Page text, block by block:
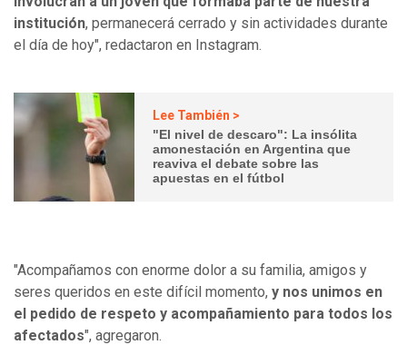
institución, permanecerá cerrado y sin actividades durante
el día de hoy", redactaron en Instagram.
Lee También >
"El nivel de descaro": La insólita
amonestación en Argentina que
reaviva el debate sobre las
apuestas en el fútbol
"Acompañamos con enorme dolor a su familia, amigos y
seres queridos en este difícil momento, y nos unimos en
el pedido de respeto y acompañamiento para todos los
afectados", agregaron.